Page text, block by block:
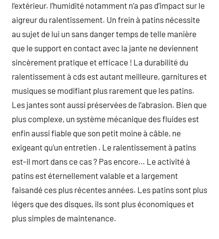
l’extérieur. l’humidité notamment n’a pas d’impact sur le
aigreur du ralentissement. Un frein à patins nécessite
au sujet de lui un sans danger temps de telle manière
que le support en contact avec la jante ne deviennent
sincèrement pratique et efficace ! La durabilité du
ralentissement à cds est autant meilleure, garnitures et
musiques se modifiant plus rarement que les patins.
Les jantes sont aussi préservées de l’abrasion. Bien que
plus complexe, un système mécanique des fluides est
enfin aussi fiable que son petit moine à câble, ne
exigeant qu’un entretien . Le ralentissement à patins
est-il mort dans ce cas ? Pas encore… Le activité à
patins est éternellement valable et a largement
faisandé ces plus récentes années. Les patins sont plus
légers que des disques, ils sont plus économiques et
plus simples de maintenance.